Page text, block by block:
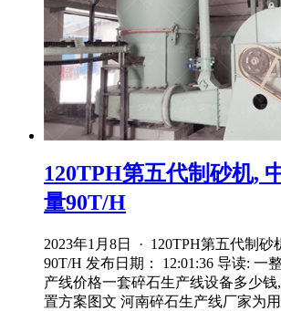
120TPH第五代制砂机,
量90T/H
2023年1月8日 · 120TPH第五代制砂
90T/H 发布日期： 12:01:36 导读: 一
产线价格一套碎石生产线设备多少
置方案图文 河南碎石生产线厂家为